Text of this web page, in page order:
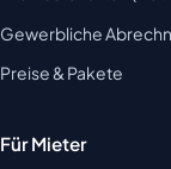
Gewerbliche
Preise & Pakete
Für Mieter